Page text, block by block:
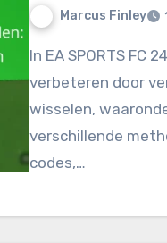
Marcus Finley
In EA SPORTS FC 24 kunnen spelers hun game-ervaring
verbeteren door
wisselen,
verschillende
codes,…